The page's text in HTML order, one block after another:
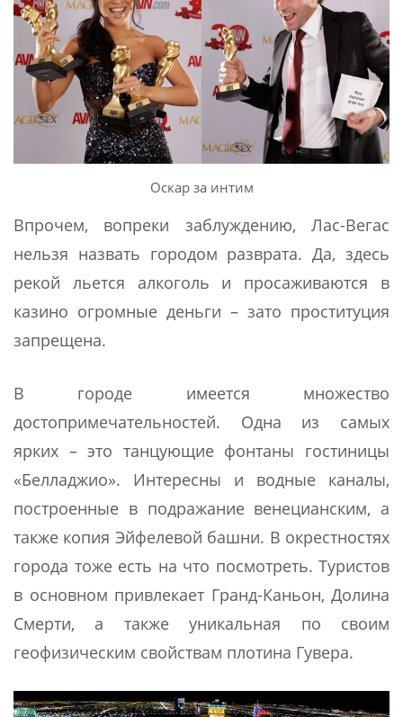
Оскар за интим
Впрочем, вопреки заблуждению, Лас-Вегас
нельзя назвать городом разврата. Да, здесь
рекой льется алкоголь и просаживаются в
казино огромные деньги – зато проституция
запрещена.
В городе имеется множество
достопримечательностей. Одна из самых
ярких – это танцующие фонтаны гостиницы
«Белладжио». Интересны и водные каналы,
построенные в подражание венецианским, а
также копия Эйфелевой башни. В окрестностях
города тоже есть на что посмотреть. Туристов
в основном привлекает Гранд-Каньон, Долина
Смерти, а также уникальная по своим
геофизическим свойствам плотина Гувера.